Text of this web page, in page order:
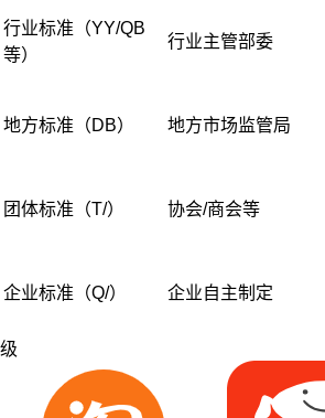
行业标准（YY/QB
等）
行业主管部委
地方标准（DB） 地方市场监管局
团体标准（T/） 协会/商会等
企业标准（Q/） 企业自主制定
级